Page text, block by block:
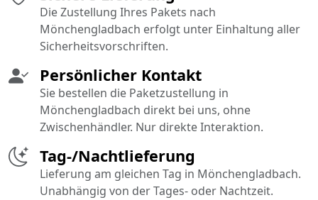
Die Zustellung Ihres Pakets nach
Mönchengladbach erfolgt unter Einhaltung aller
Sicherheitsvorschriften.
Tag-/Nachtlieferung
Lieferung am gleichen Tag in Mönchengladbach.
Unabhängig von der Tages- oder Nachtzeit.
Persönlicher Kontakt
Sie bestellen die Paketzustellung in
Mönchengladbach direkt bei uns, ohne
Zwischenhändler. Nur direkte Interaktion.